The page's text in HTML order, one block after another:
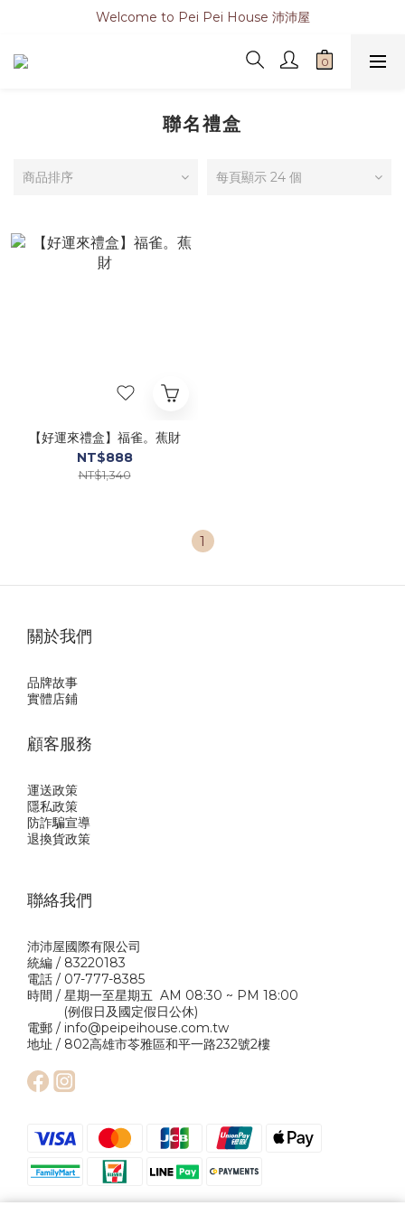
Welcome to Pei Pei House 沛沛屋
聯名禮盒
商品排序 每頁顯示 24 個
【好運來禮盒】福雀。蕉財
NT$888
NT$1,340
1
關於我們
品牌故事
實體店鋪
顧客服務
運送政策
隱私政策
防詐騙宣導
退換貨政策
聯絡我們
沛沛屋國際有限公司
統編 / 83220183
電話 / 07-777-8385
時間 / 星期一至星期五 AM 08:30 ~ PM 18:00
(例假日及國定假日公休)
電郵 / info@peipeihouse.com.tw
地址 / 802高雄市苓雅區和平一路232號2樓